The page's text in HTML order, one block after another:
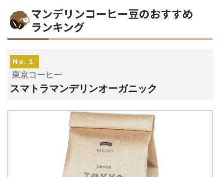
11
澤井珈琲
マンデリン・グレイテスト1
3,999円 Amazon
12 1,197円 Amazon yahoo!
13
マンデリン・G1
やなか珈琲店
マンデリン アチェベラート
1,420円
bears coffee
マンデリン アチェ
770円
マンデリンコーヒー豆のおすすめ
ランキング
No.１
東京コーヒー
スマトラマンデリンオーガニック